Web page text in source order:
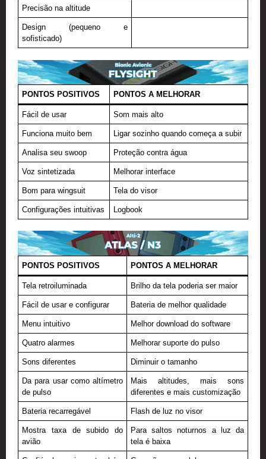
Precisão na altitude
Design (pequeno e
sofisticado)
PONTOS POSITIVOS PONTOS A MELHORAR
Fácil de usar Som mais alto
Funciona muito bem Ligar sozinho quando começa a subir
Analisa seu swoop Proteção contra água
Voz sintetizada Melhorar interface
Bom para wingsuit Tela do visor
Configurações intuitivas Logbook
PONTOS POSITIVOS PONTOS A MELHORAR
Tela retroiluminada Brilho da tela poderia ser maior
Fácil de usar e configurar Bateria de melhor qualidade
Menu intuitivo Melhor download do software
Quatro alarmes Melhorar suporte do pulso
Sons diferentes Diminuir o tamanho
Da para usar como altímetro
de pulso
Mais altitudes, mais sons
diferentes e mais customização
Bateria recarregável Flash de luz no visor
Mostra taxa de subido do
avião
Para saltos noturnos a luz da
tela é baixa